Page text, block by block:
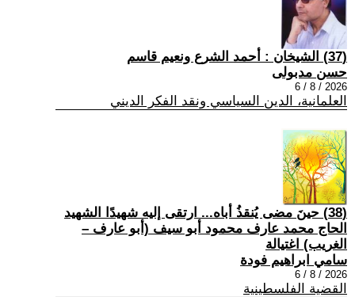
(37) الشيخان : أحمد الشرع ونعيم قاسم
حسن مدبولى
2026 / 8 / 6
العلمانية، الدين السياسي ونقد الفكر الديني
(38) حينَ مضى يُنقذُ أباه... ارتقى إليه شهيدًا الشهيد
الحاج محمد عارف محمود أبو سيف (أبو عارف –
الغريب) اغتيالة
سامي ابراهيم فودة
2026 / 8 / 6
القضية الفلسطينية